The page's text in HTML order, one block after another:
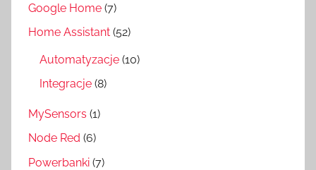
Google Home (7)
Home Assistant (52)
Automatyzacje (10)
Integracje (8)
MySensors (1)
Node Red (6)
Powerbanki (7)